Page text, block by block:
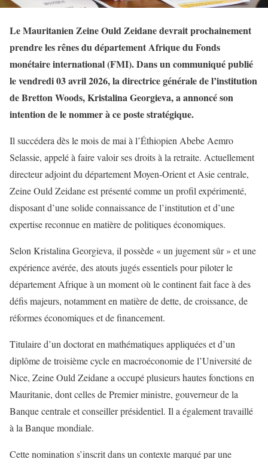
Le Mauritanien Zeine Ould Zeidane devrait prochainement
prendre les rênes du département Afrique du Fonds
monétaire international (FMI). Dans un communiqué publié
le vendredi 03 avril 2026, la directrice générale de l’institution
de Bretton Woods, Kristalina Georgieva, a annoncé son
intention de le nommer à ce poste stratégique.
Il succédera dès le mois de mai à l’Éthiopien Abebe Aemro
Selassie, appelé à faire valoir ses droits à la retraite. Actuellement
directeur adjoint du département Moyen-Orient et Asie centrale,
Zeine Ould Zeidane est présenté comme un profil expérimenté,
disposant d’une solide connaissance de l’institution et d’une
expertise reconnue en matière de politiques économiques.
Selon Kristalina Georgieva, il possède « un jugement sûr » et une
expérience avérée, des atouts jugés essentiels pour piloter le
département Afrique à un moment où le continent fait face à des
défis majeurs, notamment en matière de dette, de croissance, de
réformes économiques et de financement.
Titulaire d’un doctorat en mathématiques appliquées et d’un
diplôme de troisième cycle en macroéconomie de l’Université de
Nice, Zeine Ould Zeidane a occupé plusieurs hautes fonctions en
Mauritanie, dont celles de Premier ministre, gouverneur de la
Banque centrale et conseiller présidentiel. Il a également travaillé
à la Banque mondiale.
Cette nomination s’inscrit dans un contexte marqué par une